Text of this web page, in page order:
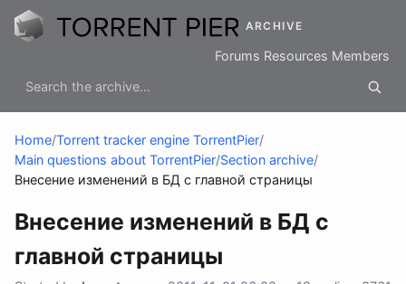
ARCHIVE
Forums Resources Members
Home/Torrent tracker engine TorrentPier/
Main questions about TorrentPier/Section archive/
Внесение изменений в БД с главной страницы
Внесение изменений в БД с
главной страницы